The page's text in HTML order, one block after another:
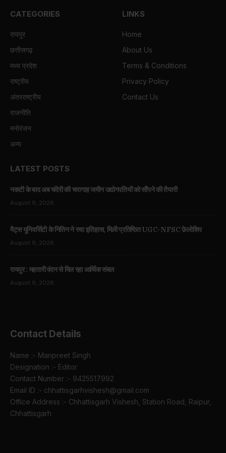
CATEGORIES
रायपुर
छत्तीसगढ़
मध्य प्रदेश
राष्ट्रीय
अंतरराष्ट्रीय
राजनीति
मनोरंजन
अन्य
LINKS
Home
About Us
Terms & Conditions
Privacy Policy
Contact Us
LATEST POSTS
नकटी के बाद अब चंदेरी की चरागाह जमीन उद्योगपतियों को सौंपने की तैयारी
August 9, 2026
मैट्स यूनिवर्सिटी के नितिन ने रचा इतिहास, मिली प्रतिष्ठित UGC-NFSC फ़ेलोशिप
August 9, 2026
रायपुर : महतारी वंदन से मिल रहा आर्थिक संबल
August 9, 2026
Contact Details
Name :- Manpreet Singh
Designation :- Editor
Contact Number :- 9425517992
Email ID :- chhattisgarhvishesh@gmail.com
Office Address :- Chhattisgarh Vishesh, Station Road, Raipur,
Chhattisgarh